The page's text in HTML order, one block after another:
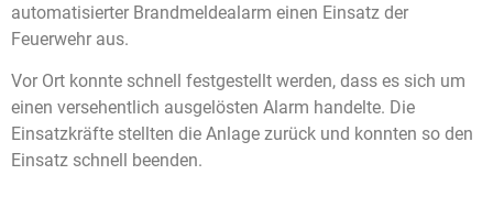
automatisierter Brandmeldealarm einen Einsatz der
Feuerwehr aus.
Vor Ort konnte schnell festgestellt werden, dass es sich um
einen versehentlich ausgelösten Alarm handelte. Die
Einsatzkräfte stellten die Anlage zurück und konnten so den
Einsatz schnell beenden.